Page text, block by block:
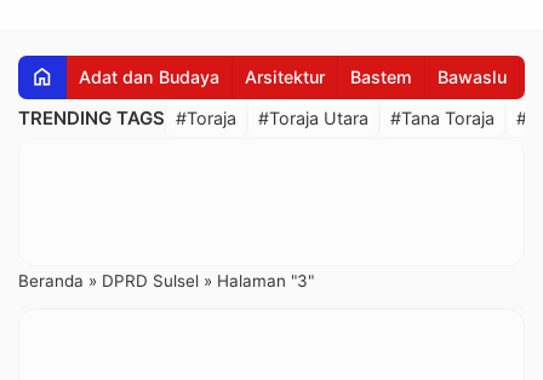
home Adat dan Budaya Arsitektur Bastem Bawaslu
TRENDING TAGS #Toraja #Toraja Utara #Tana Toraja
Beranda » DPRD Sulsel » Halaman "3"